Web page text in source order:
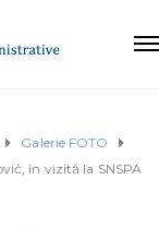
Galerie FOTO
în vizită la SNSPA